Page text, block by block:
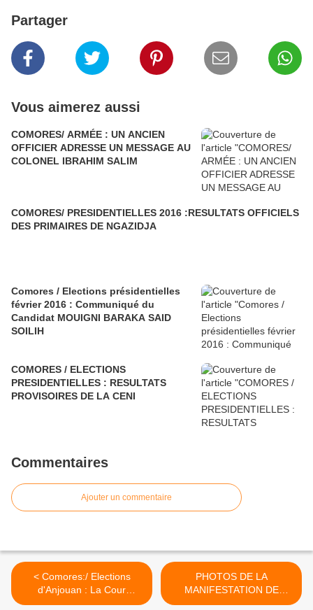
Partager
Vous aimerez aussi
COMORES/ ARMÉE : UN ANCIEN
OFFICIER ADRESSE UN MESSAGE AU
COLONEL IBRAHIM SALIM
COMORES/ PRESIDENTIELLES 2016 :RESULTATS OFFICIELS
DES PRIMAIRES DE NGAZIDJA
Comores / Elections présidentielles
février 2016 : Communiqué du
Candidat MOUIGNI BARAKA SAID
SOILIH
COMORES / ELECTIONS
PRESIDENTIELLES : RESULTATS
PROVISOIRES DE LA CENI
Commentaires
Ajouter un commentaire
< Comores:/ Elections
d'Anjouan : La Cour
constitutionnelle classe
PHOTOS DE LA
MANIFESTATION DE
MORONI DU 19 JUIN 2008